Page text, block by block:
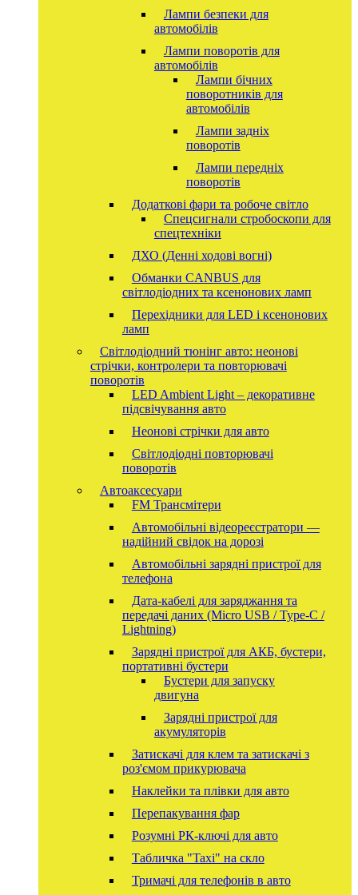
Лампи безпеки для
автомобілів
Лампи поворотів для
автомобілів
Лампи бічних
поворотників для
автомобілів
Лампи задніх
поворотів
Лампи передніх
поворотів
Додаткові фари та робоче світло
Спецсигнали стробоскопи для
спецтехніки
ДХО (Денні ходові вогні)
Обманки CANBUS для
світлодіодних та ксенонових ламп
Перехідники для LED і ксенонових
ламп
Світлодіодний тюнінг авто: неонові
стрічки, контролери та повторювачі
поворотів
LED Ambient Light – декоративне
підсвічування авто
Неонові стрічки для авто
Світлодіодні повторювачі
поворотів
Автоаксесуари
FM Трансмітери
Автомобільні відеореєстратори —
надійний свідок на дорозі
Автомобільні зарядні пристрої для
телефона
Дата-кабелі для заряджання та
передачі даних (Micro USB / Type-C /
Lightning)
Зарядні пристрої для АКБ, бустери,
портативні бустери
Бустери для запуску
двигуна
Зарядні пристрої для
акумуляторів
Затискачі для клем та затискачі з
роз'ємом прикурювача
Наклейки та плівки для авто
Перепакування фар
Розумні РК-ключі для авто
Табличка "Taxi" на скло
Тримачі для телефонів в авто